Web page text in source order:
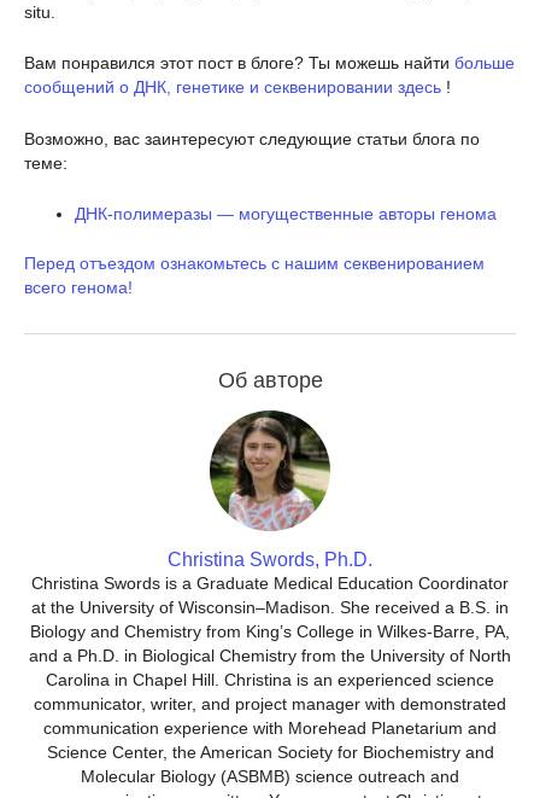
situ.
Вам понравился этот пост в блоге? Ты можешь найти больше
сообщений о ДНК, генетике и секвенировании здесь !
Возможно, вас заинтересуют следующие статьи блога по
теме:
ДНК-полимеразы — могущественные авторы генома
Перед отъездом ознакомьтесь с нашим секвенированием
всего генома!
Об авторе
Christina Swords, Ph.D.
Christina Swords is a Graduate Medical Education Coordinator
at the University of Wisconsin–Madison. She received a B.S. in
Biology and Chemistry from King’s College in Wilkes-Barre, PA,
and a Ph.D. in Biological Chemistry from the University of North
Carolina in Chapel Hill. Christina is an experienced science
communicator, writer, and project manager with demonstrated
communication experience with Morehead Planetarium and
Science Center, the American Society for Biochemistry and
Molecular Biology (ASBMB) science outreach and